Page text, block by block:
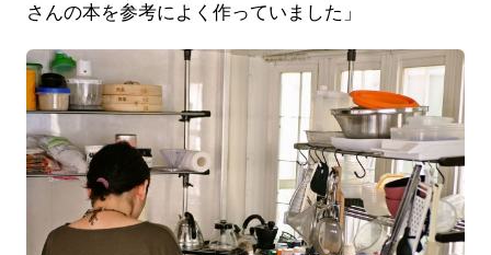
さんの本を参考によく作っていました」